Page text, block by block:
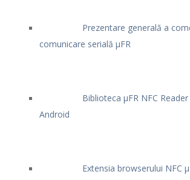
Prezentare generală a
comunicare serială μFR
Biblioteca μFR NFC
Android
Extensia browserului NFC